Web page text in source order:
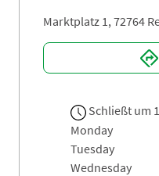
Marktplatz 1, 72764
Schließt um
monday
tuesday
wednesday